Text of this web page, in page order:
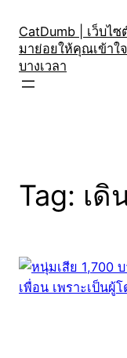
content
CatDumb | เว็บไ
มาย่อยให้คุณเข้าใ
บางเวลา
Tag: เดิ